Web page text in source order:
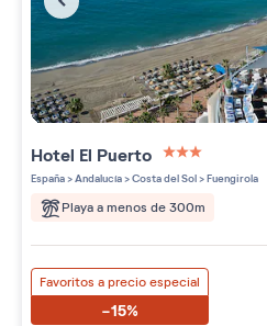
Hotel El Puerto
3 étoiles sur 5
España>Andalucía>Costa del Sol>Fuengirola
Playa a menos de 300m
Favoritos a precio especial
-15%